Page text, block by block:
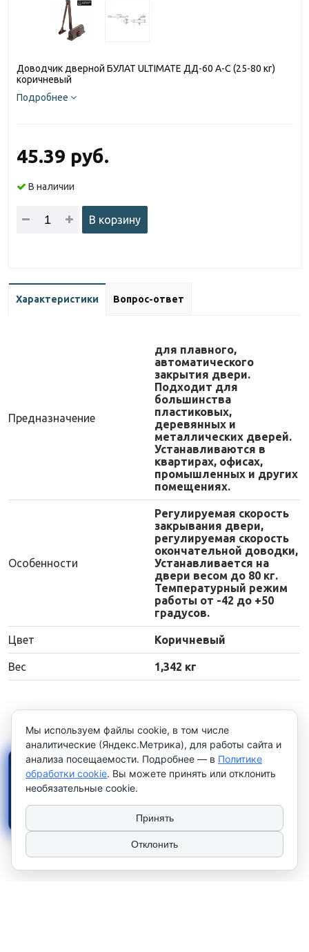
Доводчик дверной БУЛАТ ULTIMATE ДД-60 A-C (25-80 кг)
коричневый
Подробнее
45.39 руб.
В наличии
В корзину
Характеристики Вопрос-ответ
Предназначение
для плавного,
автоматического
закрытия двери.
Подходит для
большинства
пластиковых,
деревянных и
металлических дверей.
Устанавливаются в
квартирах, офисах,
промышленных и других
помещениях.
Особенности
Регулируемая скорость
закрывания двери,
регулируемая скорость
окончательной доводки,
Устанавливается на
двери весом до 80 кг.
Температурный режим
работы от -42 до +50
градусов.
Цвет Коричневый
Вес 1,342 кг
Мы используем файлы cookie, в том числе
аналитические (Яндекс.Метрика), для работы сайта и
анализа посещаемости. Подробнее — в Политике
обработки cookie. Вы можете принять или отклонить
необязательные cookie.
Принять
Отклонить
×
Работаем только с
юридическими лицами и
индивидуальными
предпринимателями. Цены